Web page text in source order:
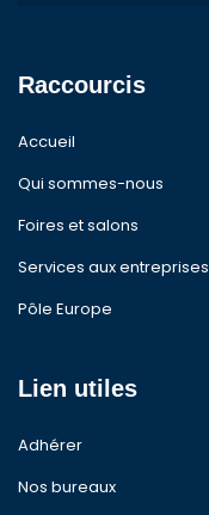
Raccourcis
Accueil
Qui sommes-nous
Foires et salons
Services aux entreprises
Pôle Europe
Lien utiles
Adhérer
Nos bureaux